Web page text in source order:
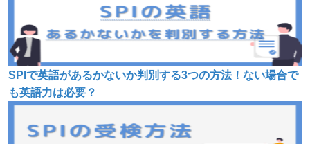
SPIで英語があるかないか判別する3つの方法！ない場合で
も英語力は必要？